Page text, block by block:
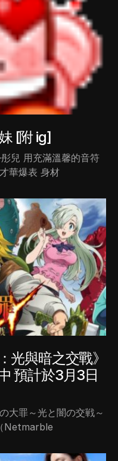
[附 ig]
兒 用充滿溫馨的音符
華爆表 身材
與暗之交戰》
預計於3月3日
大罪～光と闇の交戦～
Netmarble